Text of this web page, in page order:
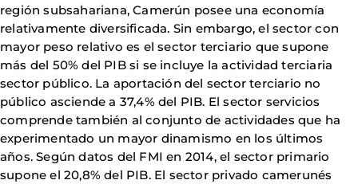
región subsahariana, Camerún posee una economía
relativamente diversificada. Sin embargo, el sector con
mayor peso relativo es el sector terciario que supone
más del 50% del PIB si se incluye la actividad terciaria
sector público. La aportación del sector terciario no
público asciende a 37,4% del PIB. El sector servicios
comprende también al conjunto de actividades que ha
experimentado un mayor dinamismo en los últimos
años. Según datos del FMI en 2014, el sector primario
supone el 20,8% del PIB. El sector privado camerunés